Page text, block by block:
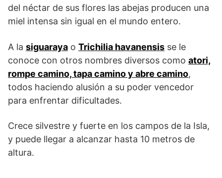
del néctar de sus flores las abejas producen una
miel intensa sin igual en el mundo entero.
A la siguaraya o Trichilia havanensis se le
conoce con otros nombres diversos como atori,
rompe camino, tapa camino y abre camino,
todos haciendo alusión a su poder vencedor
para enfrentar dificultades.
Crece silvestre y fuerte en los campos de la Isla,
y puede llegar a alcanzar hasta 10 metros de
altura.